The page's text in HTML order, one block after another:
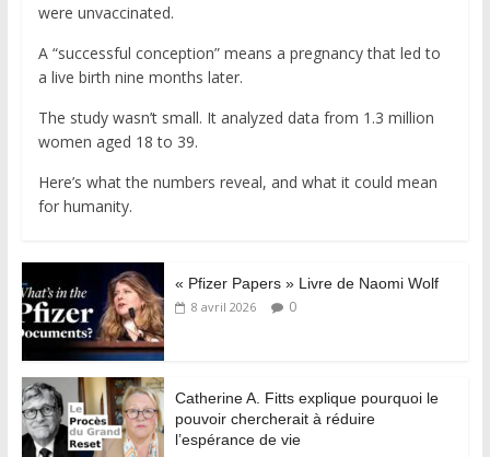
were unvaccinated.
A “successful conception” means a pregnancy that led to
a live birth nine months later.
The study wasn’t small. It analyzed data from 1.3 million
women aged 18 to 39.
Here’s what the numbers reveal, and what it could mean
for humanity.
« Pfizer Papers » Livre de Naomi Wolf
8 avril 2026 0
Catherine A. Fitts explique pourquoi le
pouvoir chercherait à réduire
l’espérance de vie